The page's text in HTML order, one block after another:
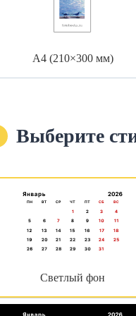
А4 (210×300 мм)
Выберите
Светлый фон